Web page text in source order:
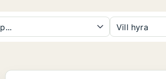
Vill hyra